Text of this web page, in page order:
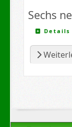
Sechs
Details